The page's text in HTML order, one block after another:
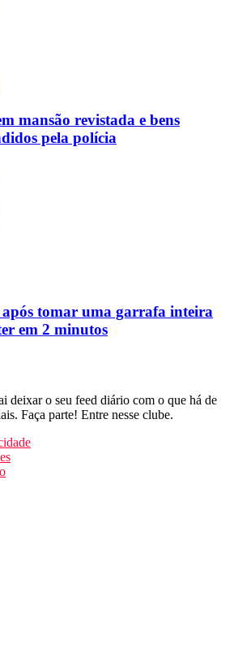
mansão revistada e bens
pela polícia
tomar uma garrafa inteira
em 2 minutos
deixar o seu feed diário com o que há de
Faça parte! Entre nesse clube.